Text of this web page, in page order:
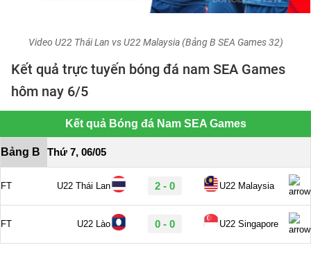
Video U22 Thái Lan vs U22 Malaysia (Bảng B SEA Games 32)
Kết quả trực tuyến bóng đá nam SEA Games
hôm nay 6/5